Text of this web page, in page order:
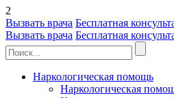
2
Вызвать врача Бесплатная
Вызвать врача Бесплатная
Наркологическая помощь
Наркологическая